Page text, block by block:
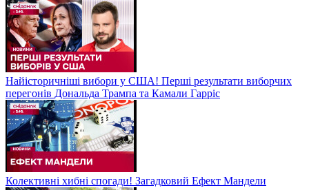
Найісторичніші вибори у США! Перші результати виборчих
перегонів Дональда Трампа та Камали Гарріс
Колективні хибні спогади! Загадковий Ефект Мандели